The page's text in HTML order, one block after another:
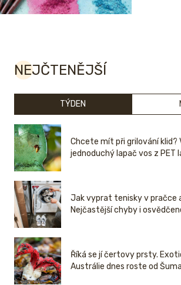
NEJČTENĚJŠÍ
TÝDEN
Chcete mít při grilování klid?
jednoduchý lapač vos z PET
Jak vyprat tenisky v pračce
Nejčastější chyby i
Říká se jí čertovy prsty.
Austrálie dnes roste od